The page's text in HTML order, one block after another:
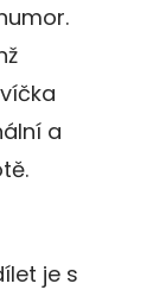
a
je s